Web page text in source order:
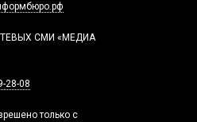
СМИ «МЕДИА
28-08
только с